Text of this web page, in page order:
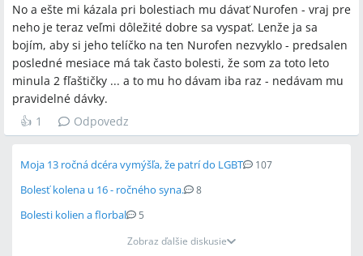
No a ešte mi kázala pri bolestiach mu dávať Nurofen - vraj pre
neho je teraz veľmi dôležité dobre sa vyspať. Lenže ja sa
bojím, aby si jeho telíčko na ten Nurofen nezvyklo - predsalen
posledné mesiace má tak často bolesti, že som za toto leto
minula 2 fľaštičky ... a to mu ho dávam iba raz - nedávam mu
pravidelné dávky.
👍 1 Odpovedz
Moja 13 ročná dcéra vymýšľa, že patrí do LGBT 107
Bolesť kolena u 16 - ročného syna. 8
Bolesti kolien a florbal
5
Zobraz ďalšie diskusie